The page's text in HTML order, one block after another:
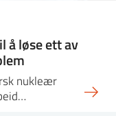
å løse ett av
nukleær